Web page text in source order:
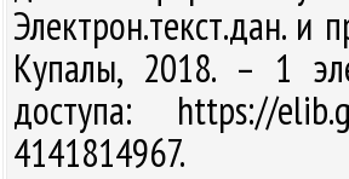
Электрон.текст.дан. и
Купалы, 2018. – 1
доступа: https://
4141814967.